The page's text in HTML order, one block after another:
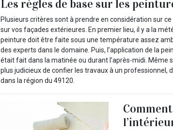
Les règles de base sur les
Plusieurs critères sont à prendre en considération sur
sur vos façades extérieures. En premier lieu, il y a la
peinture doit être faite sous une température assez
des experts dans le domaine. Puis, l’application de la
était fait dans la matinée ou durant l’après-midi. Même
plus judicieux de confier les travaux à un professionnel,
dans la région du 49120.